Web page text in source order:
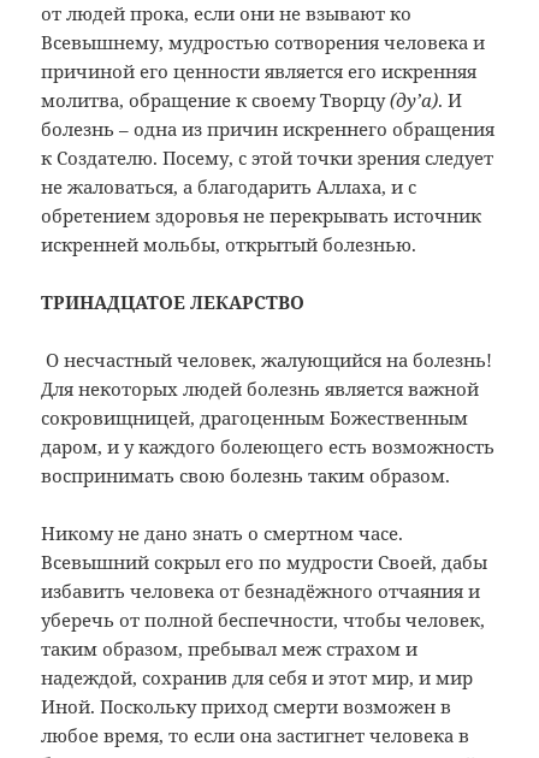
от людей прока, если они не взывают ко
Всевышнему, мудростью сотворения человека и
причиной его ценности является его искренняя
молитва, обращение к своему Творцу(ду’а). И
болезнь – одна из причин искреннего обращения
к Создателю. Посему, с этой точки зрения следует
не жаловаться, а благодарить Аллаха, и с
обретением здоровья не перекрывать источник
искренней мольбы, открытый болезнью.
ТРИНАДЦАТОЕ ЛЕКАРСТВО
О несчастный человек, жалующийся на болезнь!
Для некоторых людей болезнь является важной
сокровищницей, драгоценным Божественным
даром, и у каждого болеющего есть возможность
воспринимать свою болезнь таким образом.
Никому не дано знать о смертном часе.
Всевышний сокрыл его по мудрости Своей, дабы
избавить человека от безнадёжного отчаяния и
уберечь от полной беспечности, чтобы человек,
таким образом, пребывал меж страхом и
надеждой, сохранив для себя и этот мир, и мир
Иной. Поскольку приход смерти возможен в
любое время, то если она застигнет человека в